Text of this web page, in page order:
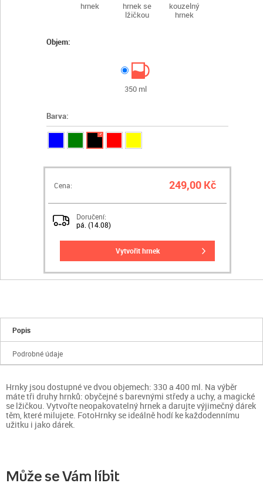
hrnek
hrnek se
lžičkou
kouzelný
hrnek
Objem:
350 ml
Barva:
✓
Cena: 249,00 Kč
Doručení:
pá. (14.08)
vytvořit hrnek
Popis
Podrobné údaje
Hrnky jsou dostupné ve dvou objemech: 330 a 400 ml. Na výběr
máte tři druhy hrnků: obyčejné s barevnými středy a uchy, a magické
se lžičkou. Vytvořte neopakovatelný hrnek a darujte výjimečný dárek
těm, které milujete. FotoHrnky se ideálně hodí ke každodennímu
užitku i jako dárek.
Může se Vám líbit